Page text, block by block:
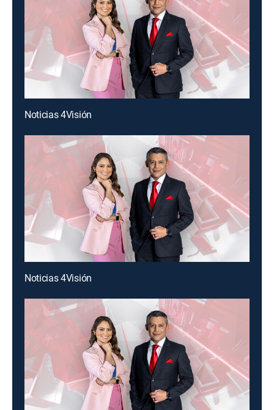
Noticias 4Visión
Noticias 4Visión